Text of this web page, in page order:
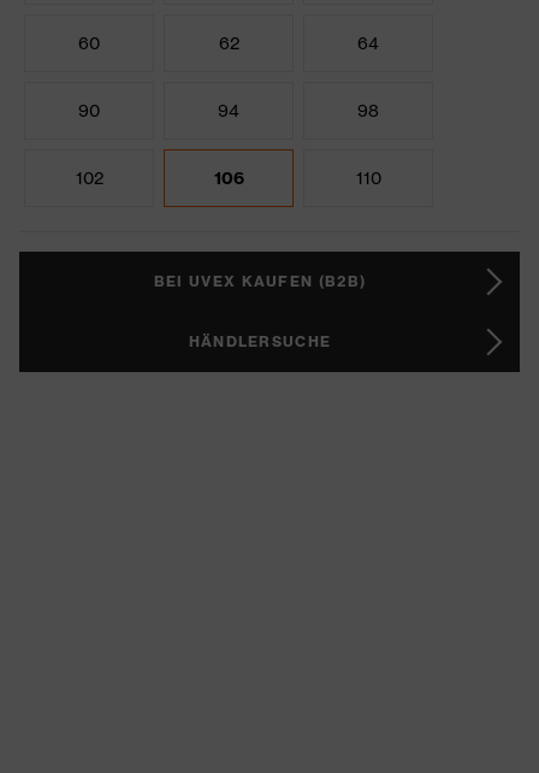
60 62 64
90 94 98
102 106 110
BEI UVEX KAUFEN (B2B)
HÄNDLERSUCHE